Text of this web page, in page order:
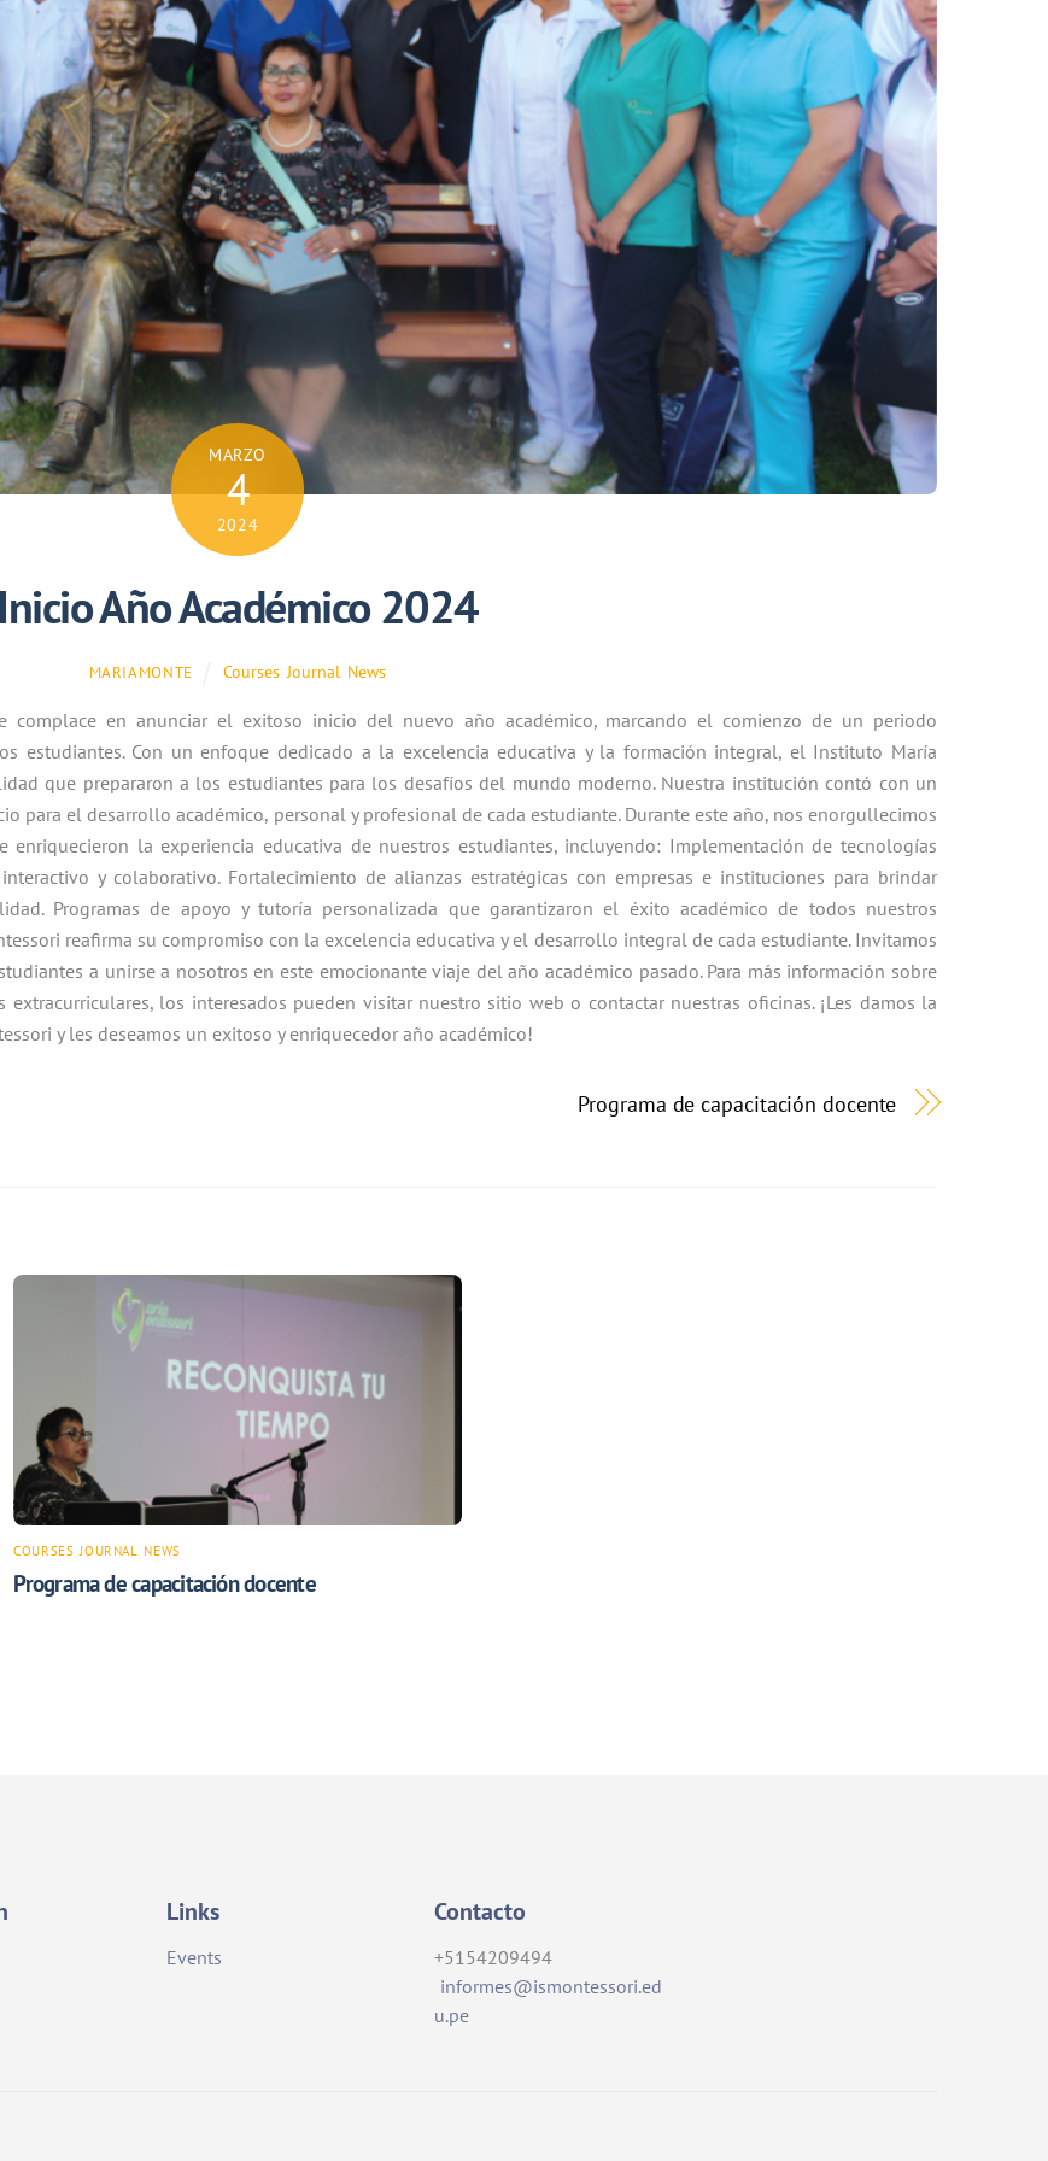
MARZO
4
2024
Inicio Año Académico 2024
MARIAMONTE Courses ,Journal News
complace en anunciar el exitoso inicio del nuevo año académico, marcando el comienzo de un periodo
estudiantes. Con un enfoque dedicado a la excelencia educativa y la formación integral, el Instituto María
que prepararon a los estudiantes para los desafíos del mundo moderno. Nuestra institución contó con un
para el desarrollo académico, personal y profesional de cada estudiante. Durante este año, nos enorgullecimos
la experiencia educativa de nuestros estudiantes, incluyendo: Implementación de tecnologías
y colaborativo. Fortalecimiento de alianzas estratégicas con empresas e instituciones para brindar
Programas de apoyo y tutoría personalizada que garantizaron el éxito académico de todos nuestros
reafirma su compromiso con la excelencia educativa y el desarrollo integral de cada estudiante. Invitamos
a unirse a nosotros en este emocionante viaje del año académico pasado. Para más información sobre
extracurriculares, los interesados pueden visitar nuestro sitio web o contactar nuestras oficinas. ¡Les damos la
y les deseamos un exitoso y enriquecedor año académico!
Programa de capacitación docente
COURSES JOURNAL NEWS
Programa de capacitación docente
Links
Events
Contacto
+5154209494
informes@ismontessori.ed
u.pe